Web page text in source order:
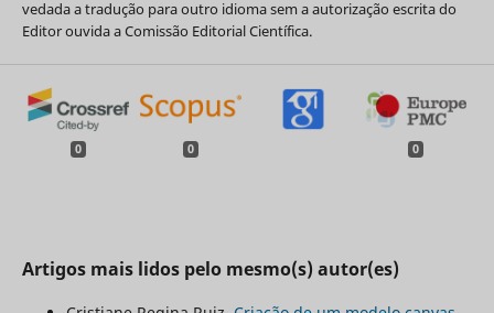
vedada a tradução para outro idioma sem a autorização escrita do
Editor ouvida a Comissão Editorial Científica.
0 0 0
Artigos mais lidos pelo mesmo(s) autor(es)